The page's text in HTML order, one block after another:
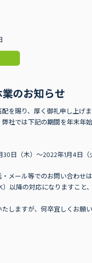
のお知らせ
を賜り、厚く御礼申し上げま
社では下記の期間を年末年
30日（木）～2022年1月4日（
メール等でのお問い合わせは
）以降の対応になりますこと
しますが、何卒宜しくお願い